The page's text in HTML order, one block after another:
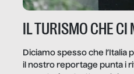
IL TURISMO CHE
Diciamo spesso che
il nostro reportage punta i